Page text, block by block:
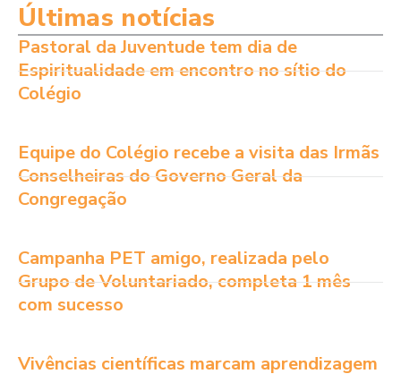
Últimas notícias
Pastoral da Juventude tem dia de
Espiritualidade em encontro no sítio do
Colégio
Equipe do Colégio recebe a visita das Irmãs
Conselheiras do Governo Geral da
Congregação
Campanha PET amigo, realizada pelo
Grupo de Voluntariado, completa 1 mês
com sucesso
Vivências científicas marcam aprendizagem